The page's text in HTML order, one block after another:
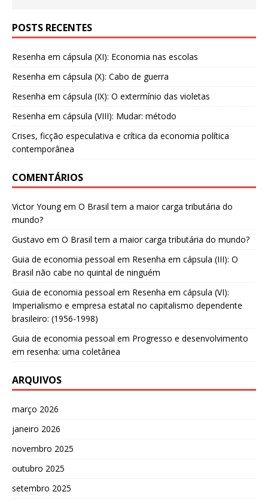
POSTS RECENTES
Resenha em cápsula (XI): Economia nas escolas
Resenha em cápsula (X): Cabo de guerra
Resenha em cápsula (IX): O extermínio das violetas
Resenha em cápsula (VIII): Mudar: método
Crises, ficção especulativa e crítica da economia política
contemporânea
COMENTÁRIOS
Victor Youngem O Brasil tem a maior carga tributária do
mundo?
Gustavo em O Brasil tem a maior carga tributária do mundo?
Guia de economia pessoal em Resenha em cápsula (III): O
Brasil não cabe no quintal de ninguém
Guia de economia pessoal em Resenha em cápsula (VI):
Imperialismo e empresa estatal no capitalismo dependente
brasileiro: (1956-1998)
Guia de economia pessoal em Progresso e desenvolvimento
em resenha: uma coletânea
ARQUIVOS
março 2026
janeiro 2026
novembro 2025
outubro 2025
setembro 2025